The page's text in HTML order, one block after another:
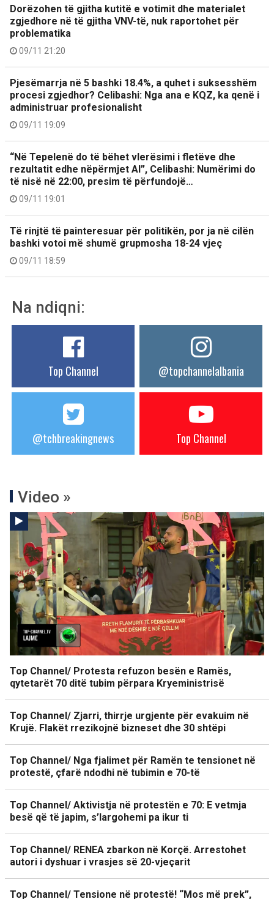
Dorëzohen të gjitha kutitë e votimit dhe materialet
zgjedhore në të gjitha VNV-të, nuk raportohet për
problematika
09/11 21:20
Pjesëmarrja në 5 bashki 18.4%, a quhet i suksesshëm
procesi zgjedhor? Celibashi: Nga ana e KQZ, ka qenë i
administruar profesionalisht
09/11 19:09
“Në Tepelenë do të bëhet vlerësimi i fletëve dhe
rezultatit edhe nëpërmjet AI”, Celibashi: Numërimi do
të nisë në 22:00, presim të përfundojë…
09/11 19:01
Të rinjtë të painteresuar për politikën, por ja në cilën
bashki votoi më shumë grupmosha 18-24 vjeç
09/11 18:59
Na ndiqni:
Top Channel @topchannelalbania
@tchbreakingnews Top Channel
Video »
Top Channel/ Protesta refuzon besën e Ramës,
qytetarët 70 ditë tubim përpara Kryeministrisë
Top Channel/ Zjarri, thirrje urgjente për evakuim në
Krujë. Flakët rrezikojnë bizneset dhe 30 shtëpi
Top Channel/ Nga fjalimet për Ramën te tensionet në
protestë, çfarë ndodhi në tubimin e 70-të
Top Channel/ Aktivistja në protestën e 70: E vetmja
besë që të japim, s’largohemi pa ikur ti
Top Channel/ RENEA zbarkon në Korçë. Arrestohet
autori i dyshuar i vrasjes së 20-vjeçarit
Top Channel/ Tensione në protestë! “Mos më prek”,